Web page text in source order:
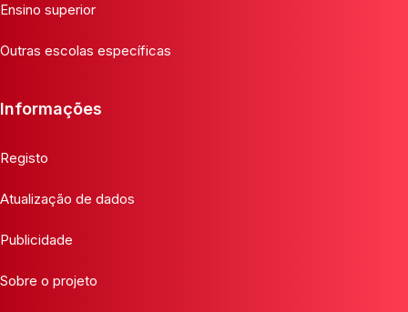
Ensino superior
Outras escolas específicas
Informações
Registo
Atualização de dados
Publicidade
Sobre o projeto